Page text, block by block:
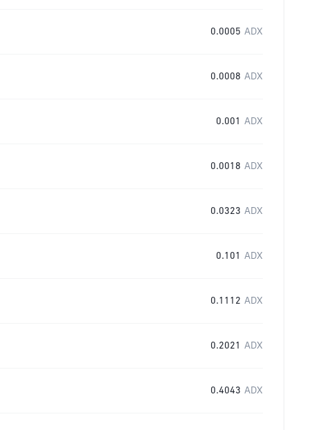
0.0005 ADX
0.0008 ADX
0.001 ADX
0.0018 ADX
0.0323 ADX
0.101 ADX
0.1112 ADX
0.2021 ADX
0.4043 ADX